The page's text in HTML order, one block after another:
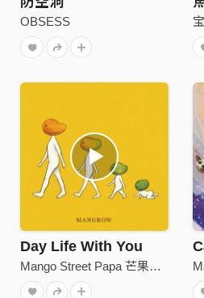
OBSESS
Day Life With You
Mango Street Papa 芒果街老爸